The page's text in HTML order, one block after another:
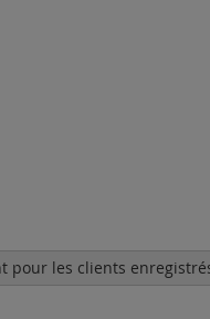
pour les clients